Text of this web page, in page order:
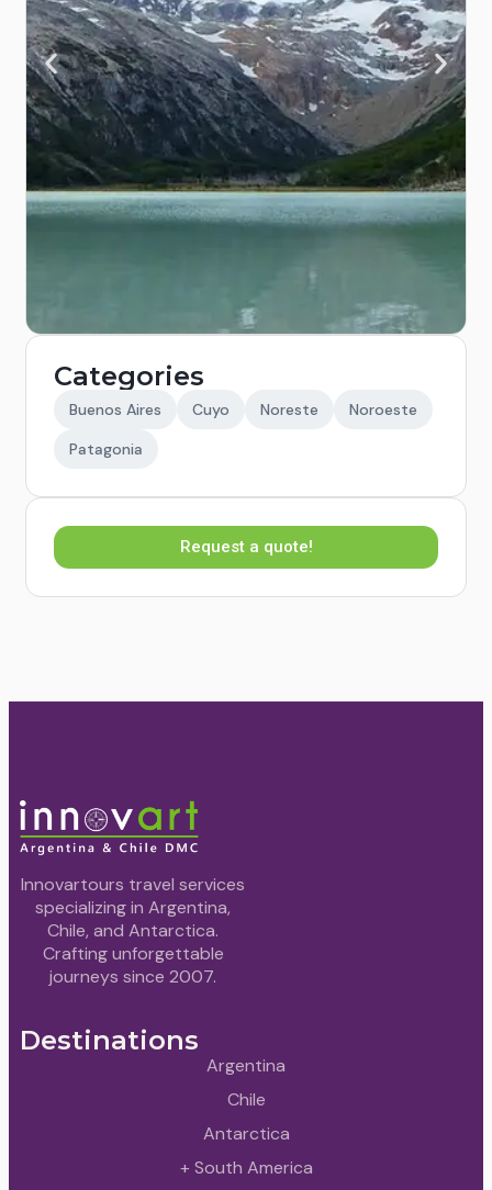
Categories
Buenos Aires Cuyo Noreste
Noroeste
Patagonia
Request a quote!
Innovartours travel services
specializing in Argentina,
Chile, and Antarctica.
Crafting unforgettable
journeys since 2007.
Destinations
Argentina
Chile
Antarctica
+ South America